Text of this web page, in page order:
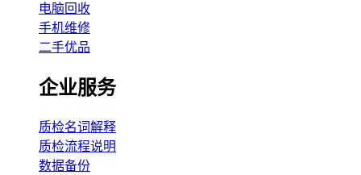
电脑回收
手机维修
二手优品
企业服务
质检名词解释
质检流程说明
数据备份